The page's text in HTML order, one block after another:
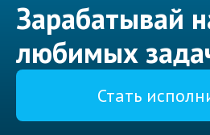
Зарабатывай
любимых
Стать